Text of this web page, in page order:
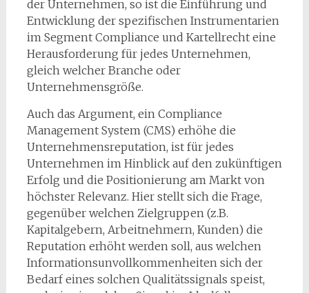
der Unternehmen, so ist die Einführung und
Entwicklung der spezifischen Instrumentarien
im Segment Compliance und Kartellrecht eine
Herausforderung für jedes Unternehmen,
gleich welcher Branche oder
Unternehmensgröße.
Auch das Argument, ein Compliance
Management System (CMS) erhöhe die
Unternehmensreputation, ist für jedes
Unternehmen im Hinblick auf den zukünftigen
Erfolg und die Positionierung am Markt von
höchster Relevanz. Hier stellt sich die Frage,
gegenüber welchen Zielgruppen (z.B.
Kapitalgebern, Arbeitnehmern, Kunden) die
Reputation erhöht werden soll, aus welchen
Informationsunvollkommenheiten sich der
Bedarf eines solchen Qualitätssignals speist,